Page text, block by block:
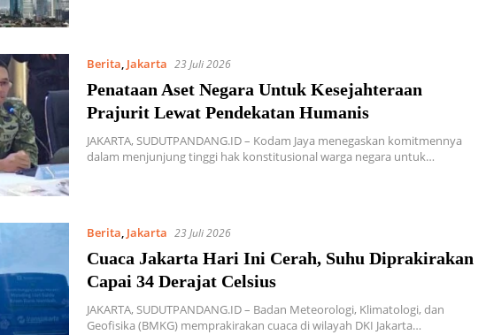
Berita, Jakarta 23 Juli 2026
Penataan Aset Negara Untuk Kesejahteraan
Prajurit Lewat Pendekatan Humanis
JAKARTA, SUDUTPANDANG.ID – Kodam Jaya menegaskan komitmennya
dalam menjunjung tinggi hak konstitusional warga negara untuk…
Berita, Jakarta 23 Juli 2026
Cuaca Jakarta Hari Ini Cerah, Suhu Diprakirakan
Capai 34 Derajat Celsius
JAKARTA, SUDUTPANDANG.ID – Badan Meteorologi, Klimatologi, dan
Geofisika (BMKG) memprakirakan cuaca di wilayah DKI Jakarta…